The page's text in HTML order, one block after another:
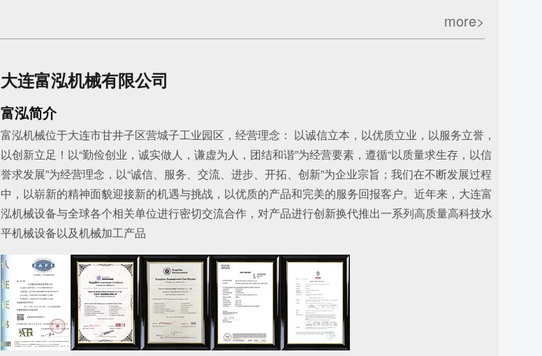
more>
大连富泓机械有限公司
富泓简介
富泓机械位于大连市甘井子区营城子工业园区，经营理念： 以诚信立本，以优质立业，以服务立誉，
以创新立足！以“勤俭创业，诚实做人，谦虚为人，团结和谐”为经营要素，遵循“以质量求生存，以信
誉求发展”为经营理念，以“诚信、服务、交流、进步、开拓、创新”为企业宗旨；我们在不断发展过程
中，以崭新的精神面貌迎接新的机遇与挑战，以优质的产品和完美的服务回报客户。近年来，大连富
泓机械设备与全球各个相关单位进行密切交流合作，对产品进行创新换代推出一系列高质量高科技水
平机械设备以及机械加工产品